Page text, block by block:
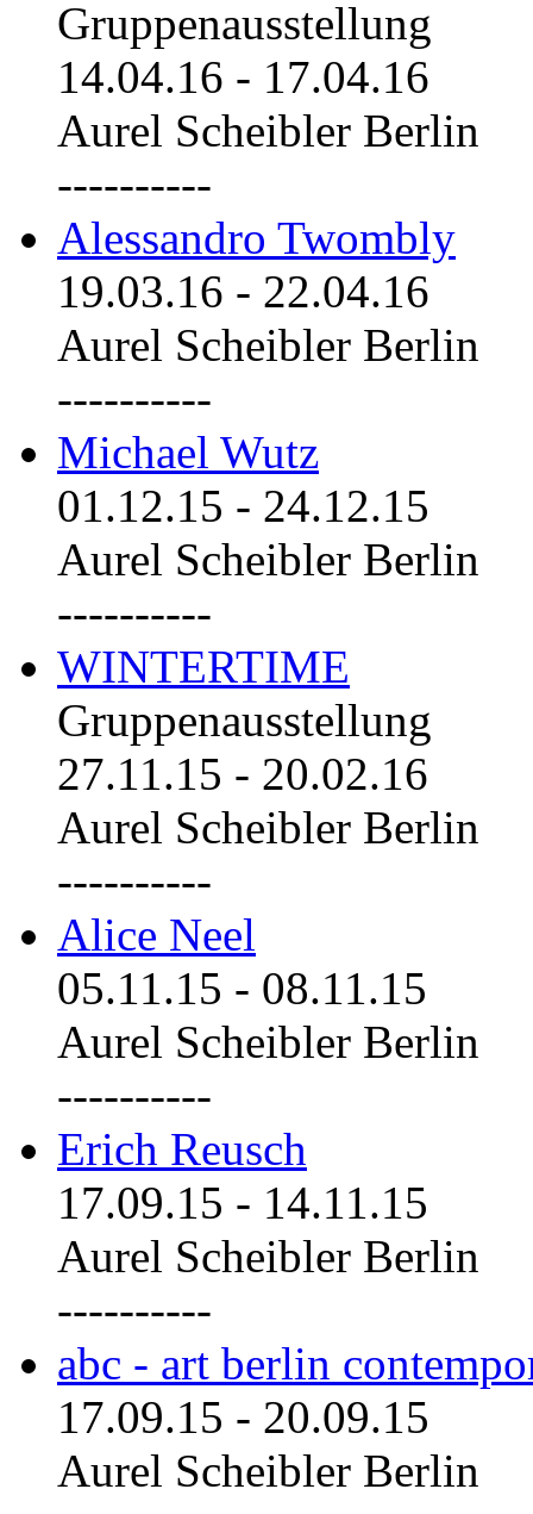
Gruppenausstellung
14.04.16 - 17.04.16
Aurel Scheibler Berlin
----------
Alessandro Twombly
19.03.16 - 22.04.16
Aurel Scheibler Berlin
----------
Michael Wutz
01.12.15 - 24.12.15
Aurel Scheibler Berlin
----------
WINTERTIME
Gruppenausstellung
27.11.15 - 20.02.16
Aurel Scheibler Berlin
----------
Alice Neel
05.11.15 - 08.11.15
Aurel Scheibler Berlin
----------
Erich Reusch
17.09.15 - 14.11.15
Aurel Scheibler Berlin
----------
abc - art berlin
17.09.15 - 20.09.15
Aurel Scheibler Berlin